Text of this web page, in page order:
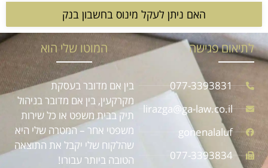
האם ניתן לעקל מינוס בחשבון בנק
לתיאום פגישה
077-3393831
lirazga@ga-law.co.il
gonenalaluf
077-3393834
המוטו שלי הוא
בין אם מדובר בעסקת
מקרקעין, בין אם מדובר בניהול
תיק בבית משפט או כל שירות
משפטי אחר – המטרה שלי היא
שהלקוח שלי יקבל את התוצאה
הטובה ביותר עבורו!